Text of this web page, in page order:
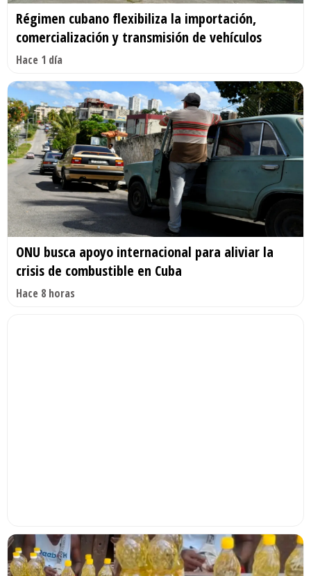
Régimen cubano flexibiliza la importación,
comercialización y transmisión de vehículos
Hace 1 día
ONU busca apoyo internacional para aliviar la
crisis de combustible en Cuba
Hace 8 horas